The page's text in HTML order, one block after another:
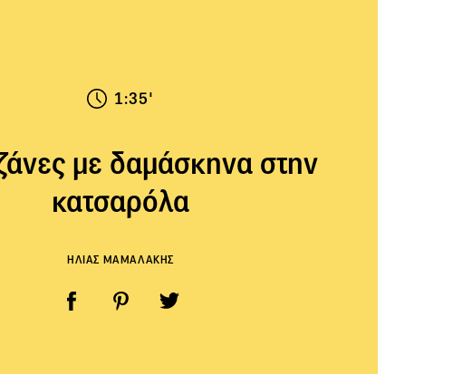
1:35'
με δαμάσκηνα στην
κατσαρόλα
ΗΛΙΑΣ ΜΑΜΑΛΑΚΗΣ